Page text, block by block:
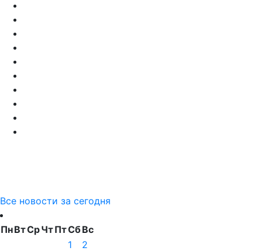
Все новости за сегодня
ПнВтСрЧтПтСбВс
1
2